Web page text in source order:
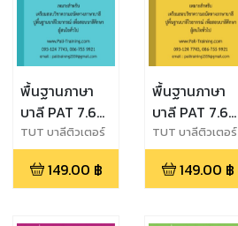
พื้นฐานภาษา
บาลี PAT 7.6
(เล่ม 1,สมัญญา
ภิธาน-สนธิ)
TUT บาลีติวเตอร์
PAT 7.6,วันนา
มากมาย149.00 ฿
พื้นฐานภาษา
บาลี PAT 7.6
(เล่ม
3,อาขยาต-กิ
ตก์)
TUT บาลีติวเตอร์
PAT 7.6,วันนา
มากมาย149.00 ฿